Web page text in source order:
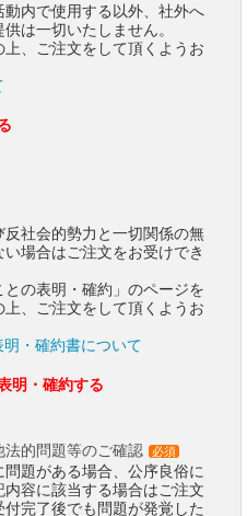
内で使用する以外、社外へ
は一切いたしません。
、ご注文をして頂くようお
社会的勢力と一切関係の無
場合はご注文をお受けでき
の表明・確約」のページを
、ご注文をして頂くようお
・確約書について
明・確約する
的問題等のご確認 必須
題がある場合、公序良俗に
容に該当する場合はご注文
完了後でも問題が発覚した